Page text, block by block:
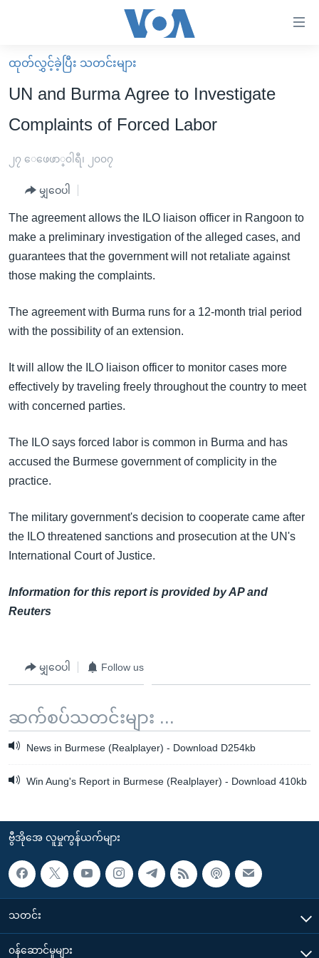
လွယ်ကူ
စေ
သည့်
များ
ကြည့်
စာမျက်နှာ
ကျော်
ရန်
ရှာဖွေ
ရန်
သို့
ကျော်
ရန်
မူလစာမျက်နှာ
မြန်မာ
ကမ္ဘာ့သတင်းများ
ရပ်ဝန်းတခု လမ်းတခု အလွန်
အမေရိကန်သုံးအီဒီယံ
မကြေးမုံရဲ့ အင်္ဂလိပ်စာ
ရုပ်ရှင်ထဲက အင်္ဂလိပ်စာ
သုတပဒေသာ အင်္ဂလိပ်စာ
အပတ်စဉ်ကဏ္ဍများ
ရေဒီယို
ရေဒီယိုနှင့်ရုပ်သံ အချက်အလက်များ
ရေဒီယို/တီဗွီအစီအစဉ်
ဗွီအိုအေ လူမှုကွန်ယက်များ
ဘာသာစကားများ
ထုတ်လွှင့်ခဲ့ပြီး သတင်းများ
UN and Burma Agree to Investigate
Complaints of Forced Labor
၂၇ ေဖေဖာ္၀ါရီ၊ ၂၀၀၇
မျှဝေပါ
The agreement allows the ILO liaison officer in Rangoon to
make a preliminary investigation of the alleged cases, and
guarantees that the government will not retaliate against
those making the complaints.
The agreement with Burma runs for a 12-month trial period
with the possibility of an extension.
It will allow the ILO liaison officer to monitor cases more
effectively by traveling freely throughout the country to meet
with concerned parties.
The ILO says forced labor is common in Burma and has
accused the Burmese government of complicity in the
practice.
The military government's decision to cooperate came after
the ILO threatened sanctions and prosecution at the UN's
International Court of Justice.
Information for this report is provided by AP and
Reuters
မျှဝေပါ Follow us
ဆက်စပ်သတင်းများ ...
News in Burmese (Realplayer) - Download D254kb
Win Aung's Report in Burmese (Realplayer) - Download 410kb
ဗွီအိုအေ လူမှုကွန်ယက်များ
သတင်း
၀န်ဆောင်မှုများ